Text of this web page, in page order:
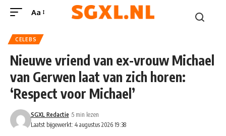
Aa
CELEBS
Nieuwe vriend van ex-vrouw Michael
van Gerwen laat van zich horen:
‘Respect voor Michael’
Laatst bijgewerkt: 4 augustus 2026 19:38
SGXL Redactie 5 min lezen